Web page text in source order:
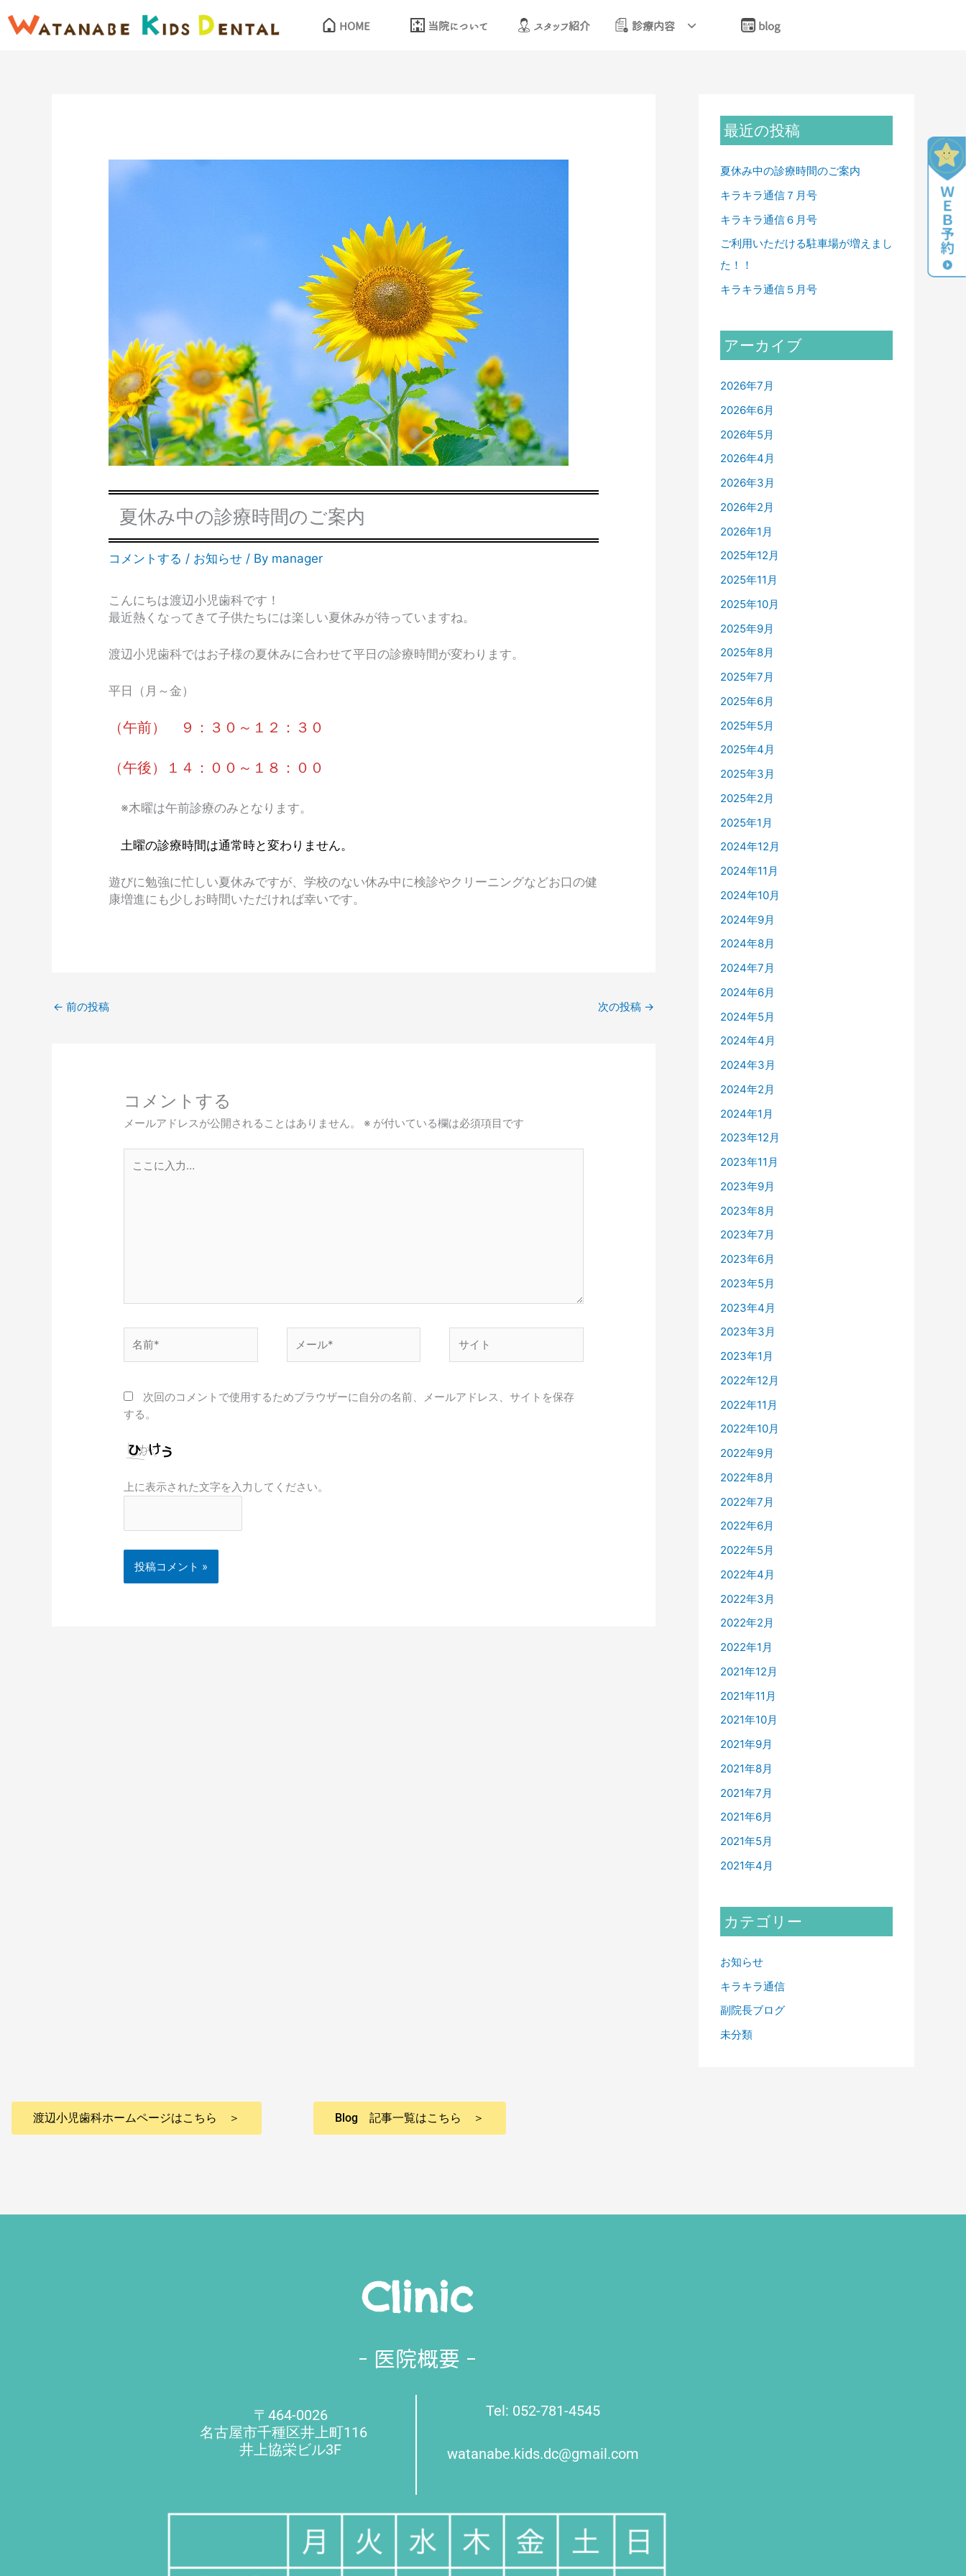
容
HOME 当院について スタッフ紹介 診療内容 blog
夏休み中の診療時間のご案内
コメントする / お知らせ / By manager
こんにちは渡辺小児歯科です！
最近熱くなってきて子供たちには楽しい夏休みが待っていますね。
渡辺小児歯科ではお子様の夏休みに合わせて平日の診療時間が変わります。
平日（月～金）
（午前） ９：３０～１２：３０
（午後）１４：００～１８：００
※木曜は午前診療のみとなります。
土曜の診療時間は通常時と変わりません。
遊びに勉強に忙しい夏休みですが、学校のない休み中に検診やクリーニングなどお口の健
康増進にも少しお時間いただければ幸いです。
← 前の投稿 次の投稿 →
コメントする
メールアドレスが公開されることはありません。 ※ が付いている欄は必須項目です
こ
前
ー
次回のコメントで使用するためブラウザーに自分の名前、メールアドレス、サイトを保存
する。
上に表示された文字を入力してください。
最近の投稿
夏休み中の診療時間のご案内
キラキラ通信７月号
キラキラ通信６月号
ご利用いただける駐車場が増えまし
た！！
キラキラ通信５月号
アーカイブ
2026年7月
2026年6月
2026年5月
2026年4月
2026年3月
2026年2月
2026年1月
2025年12月
2025年11月
2025年10月
2025年9月
2025年8月
2025年7月
2025年6月
2025年5月
2025年4月
2025年3月
2025年2月
2025年1月
2024年12月
2024年11月
2024年10月
2024年9月
2024年8月
2024年7月
2024年6月
2024年5月
2024年4月
2024年3月
2024年2月
2024年1月
2023年12月
2023年11月
2023年9月
2023年8月
2023年7月
2023年6月
2023年5月
2023年4月
2023年3月
2023年1月
2022年12月
2022年11月
2022年10月
2022年9月
2022年8月
2022年7月
2022年6月
2022年5月
2022年4月
2022年3月
2022年2月
2022年1月
2021年12月
2021年11月
2021年10月
2021年9月
2021年8月
2021年7月
2021年6月
2021年5月
2021年4月
カテゴリー
お知らせ
キラキラ通信
副院長ブログ
未分類
渡辺小児歯科ホームページはこちら ＞ Blog 記事一覧はこちら ＞
Clinic
医院概要
〒464-0026
名古屋市千種区井上町116
井上協栄ビル3F
Tel: 052-781-4545
watanabe.kids.dc@gmail.com